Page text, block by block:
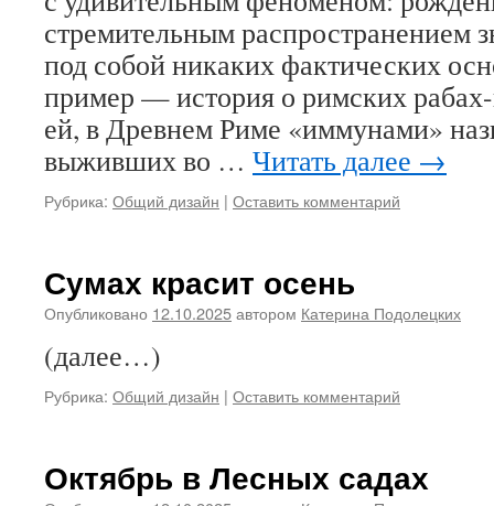
стремительным распространением
под собой никаких фактических
пример — история о римских
ей, в Древнем Риме «иммунами»
выживших во … Читать далее →
Рубрика: Общий дизайн | Оставить комментарий
Сумах красит осень
Опубликовано 12.10.2025автором Катерина Подолецких
(далее…)
Рубрика: Общий дизайн | Оставить комментарий
Октябрь в Лесных садах